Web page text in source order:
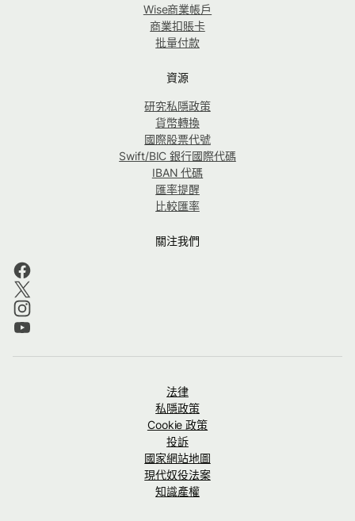
Wise商業帳戶
商業扣賬卡
批量付款
資源
研究私隱政策
貨幣轉換
國際股票代號
Swift/BIC 銀行國際代碼
IBAN 代碼
匯率提醒
比較匯率
關注我們
法律
私隱政策
Cookie 政策
投訴
國家網站地圖
現代奴役法案
知識產權